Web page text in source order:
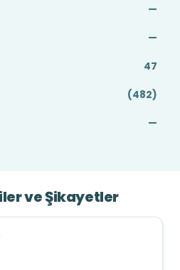
—
—
47
(482)
—
ve Şikayetler